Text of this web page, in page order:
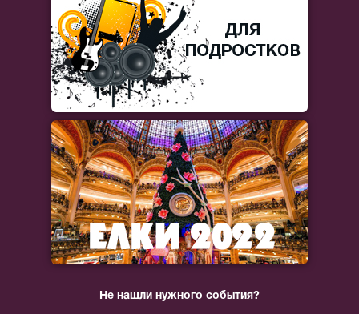
Не нашли нужного события?